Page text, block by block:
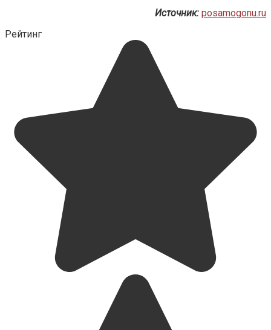
Источник: posamogonu.ru
Рейтинг